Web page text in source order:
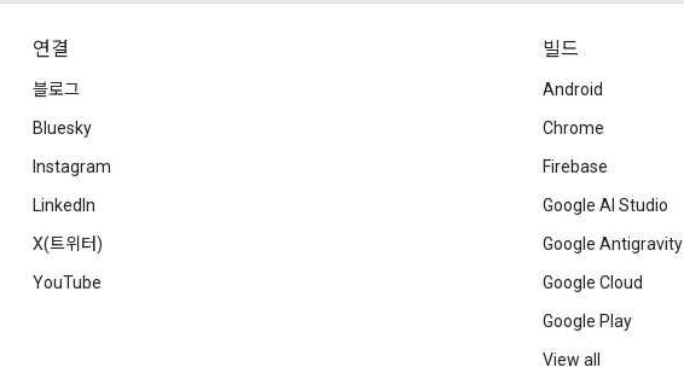
연결
블로그
Bluesky
Instagram
LinkedIn
X(트위터)
YouTube
빌드
Android
Chrome
Firebase
Google AI Studio
Google Antigravity
Google Cloud
Google Play
View all